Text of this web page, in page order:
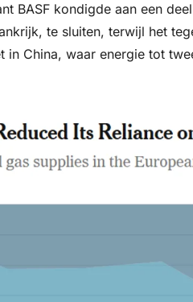
BASF kondigde aan een
te sluiten, terwijl het
in China, waar energie tot